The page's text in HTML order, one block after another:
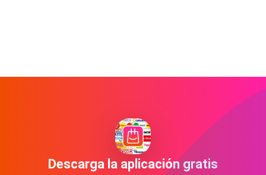
Descarga la aplicación gratis